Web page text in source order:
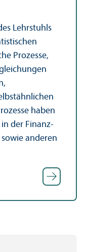
Lehr­stuhls
Prozesse,
haben
der Finanz-
anderen